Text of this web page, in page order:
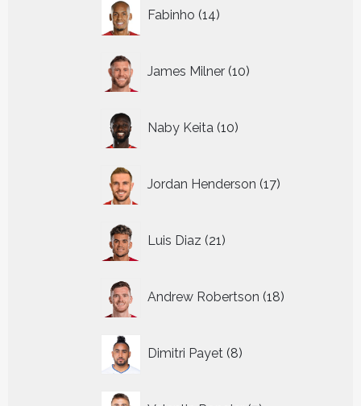
Fabinho 14
producten
James Milner 10
producten
Naby Keita 10
producten
Jordan Henderson 17
producten
Luis Diaz 21
producten
Andrew Robertson 18
producten
Dimitri Payet 8
producten